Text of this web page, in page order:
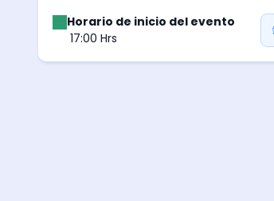
Horario de inicio del evento
17:00 Hrs